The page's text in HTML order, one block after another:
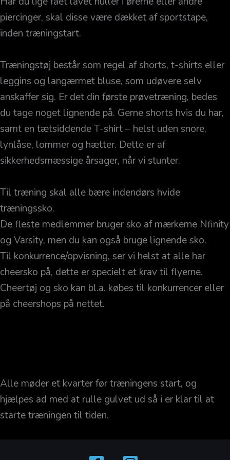
piercinger, skal disse være dækket af sportstape,
inden træningstart.
Træningstøj består som regel af shorts, t-shirts eller
leggins og langærmet bluse, som udøvere selv
anskaffer sig. Er det din første prøvetræning, bedes
du tage noget lignende på. Gerne shorts hvis du har,
samt en tætsiddende T-shirt – helst uden snore,
lynlåse, lommer og hætter. Dette er af
sikkerhedsmæssige årsager, når vi stunter.
Til træning skal alle bære indendørs hvide
træningssko.
De fleste medlemmer bruger sko af mærkerne Nfinity
og Varsity, men du kan også bruge lignende sko.
Til konkurrence/opvisning, ser vi helst at alle har
cheersko på, dette er specielt et krav til flyerne.
Cheertøj og sko kan bl.a. købes til konkurrencer eller
på cheershops på nettet.
Alle møder et kvarter før træningens start, og
hjælpes ad med at rulle gulvet ud så i er klar til at
starte træningen til tiden.